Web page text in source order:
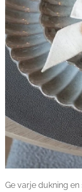
Ge varje dukning